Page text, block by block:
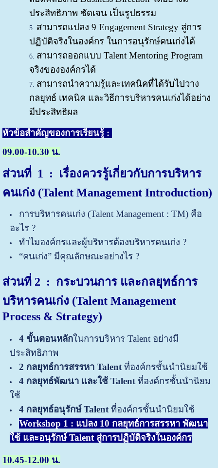
ประสิทธิภาพ ชัดเจน เป็นรูปธรรม
สามารถแปลง 9 Engagement Strategy สู่การ
ปฏิบัติจริงในองค์กร ในการอนุรักษ์คนเก่งได้
สามารถออกแบบ Talent Mentoring Program
จริงขององค์กรได้
สามารถนำความรู้และเทคนิคที่ได้รับไปวาง
กลยุทธ์ เทคนิค และวิธีการบริหารคนเก่งได้อย่าง
มีประสิทธิผล
หัวข้อสำคัญของการเรียนรู้ :
09.00-10.30 น.
ส่วนที่ 1 : เรื่องควรรู้เกี่ยวกับการบริหาร
คนเก่ง (Talent Management Introduction)
การบริหารคนเก่ง (Talent Management : TM) คือ
อะไร ?
ทำไมองค์กรและผู้บริหารต้องบริหารคนเก่ง ?
“คนเก่ง” มีคุณลักษณะอย่างไร ?
ส่วนที่ 2 : กระบวนการ และกลยุทธ์การ
บริหารคนเก่ง (Talent Management
Process & Strategy)
4 ขั้นตอนหลักในการบริหาร Talent อย่างมี
ประสิทธิภาพ
2 กลยุทธ์การสรรหา Talentที่องค์กรชั้นนำนิยมใช้
4 กลยุทธ์พัฒนา และใช้ Talentที่องค์กรชั้นนำนิยม
ใช้
4 กลยุทธ์อนุรักษ์ Talentที่องค์กรชั้นนำนิยมใช้
Workshop 1 : แปลง 10 กลยุทธ์การสรรหา พัฒนา
ใช้ และอนุรักษ์ Talent สู่การปฏิบัติจริงในองค์กร
10.45-12.00 น.